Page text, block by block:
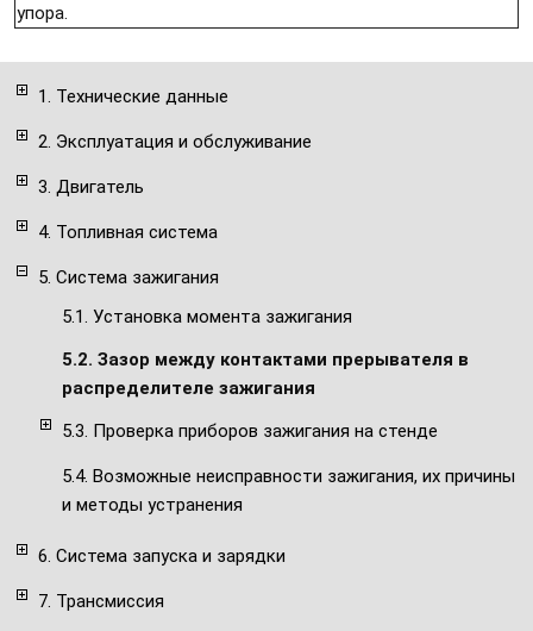
1. Технические данные
2. Эксплуатация и обслуживание
3. Двигатель
4. Топливная система
5. Система зажигания
5.1. Установка момента зажигания
5.2. Зазор между контактами прерывателя в
распределителе зажигания
5.3. Проверка приборов зажигания на стенде
5.4. Возможные неисправности зажигания, их причины
и методы устранения
6. Система запуска и зарядки
7. Трансмиссия
упора.